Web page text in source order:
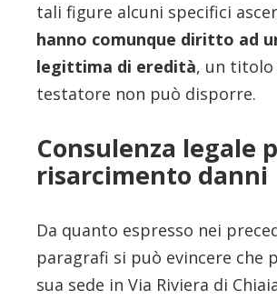
tali figure alcuni specifici
hanno comunque diritto ad
legittima di eredità, un titolo
testatore non può disporre.
Consulenza legale
risarcimento danni
Da quanto espresso nei
paragrafi si può evincere che
sua sede in Via Riviera di